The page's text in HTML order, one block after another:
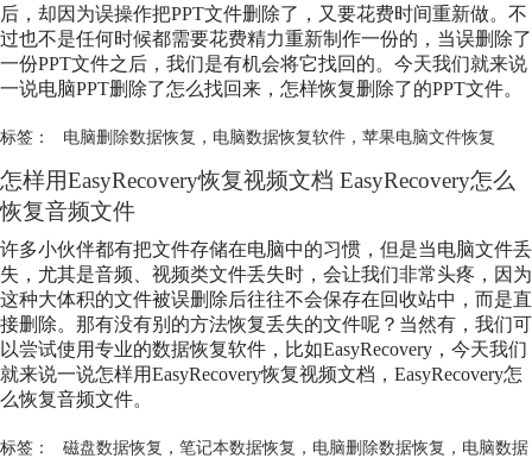
后，却因为误操作把PPT文件删除了，又要花费时间重新做。不
过也不是任何时候都需要花费精力重新制作一份的，当误删除了
一份PPT文件之后，我们是有机会将它找回的。今天我们就来说
一说电脑PPT删除了怎么找回来，怎样恢复删除了的PPT文件。
标签： 电脑删除数据恢复 ， 电脑数据恢复软件， 苹果电脑文件恢复
怎样用EasyRecovery恢复视频文档 EasyRecovery怎么
恢复音频文件
许多小伙伴都有把文件存储在电脑中的习惯，但是当电脑文件丢
失，尤其是音频、视频类文件丢失时，会让我们非常头疼，因为
这种大体积的文件被误删除后往往不会保存在回收站中，而是直
接删除。那有没有别的方法恢复丢失的文件呢？当然有，我们可
以尝试使用专业的数据恢复软件，比如EasyRecovery，今天我们
就来说一说怎样用EasyRecovery恢复视频文档，EasyRecovery怎
么恢复音频文件。
标签： 磁盘数据恢复 ， 笔记本数据恢复 ， 电脑删除数据恢复 ， 电脑数据